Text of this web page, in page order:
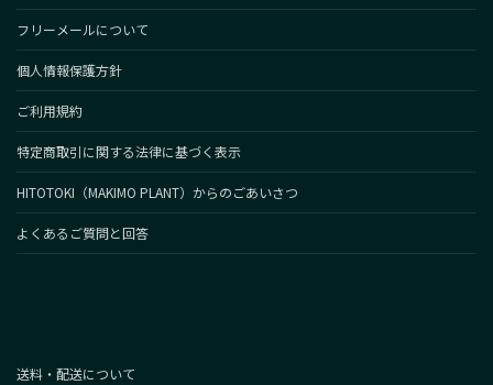
フリーメールについて
個人情報保護方針
ご利用規約
特定商取引に関する法律に基づく表示
HITOTOKI（MAKIMO PLANT）からのごあいさつ
よくあるご質問と回答
送料・配送について